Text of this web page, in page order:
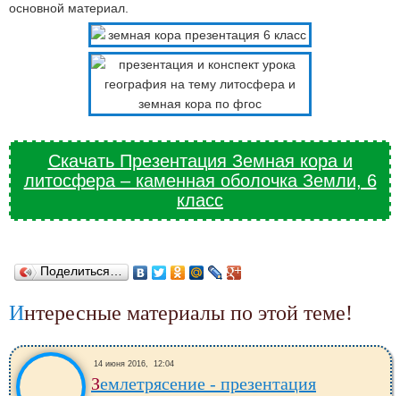
основной материал.
Скачать Презентация Земная кора и
литосфера – каменная оболочка Земли, 6
класс
Поделиться…
Интересные материалы по этой теме!
14 июня 2016, 12:04
Землетрясение - презентация